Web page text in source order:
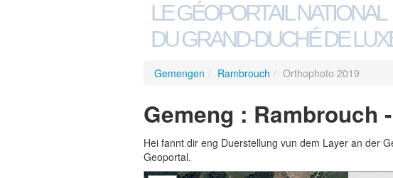
LE GÉOPORTAIL NATIONAL
DU GRAND-DUCHÉ DE
Gemengen / Rambrouch / Orthophoto 2019
Gemeng : Rambrouch
Hei fannt dir eng Duerstellung vun dem Layer an der
Geoportal.